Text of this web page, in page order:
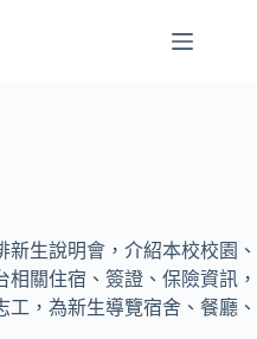
生說明會，介紹本校校園、
關住宿、簽證、保險資訊，
，為新生導覽宿舍、餐廳、